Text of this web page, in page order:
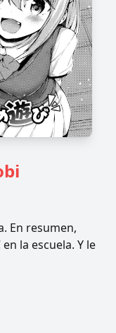
En resumen,
la escuela. Y le